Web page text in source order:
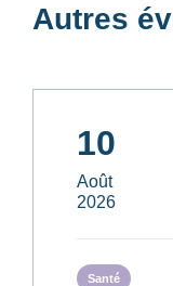
Autres
10
Août
2026
Santé